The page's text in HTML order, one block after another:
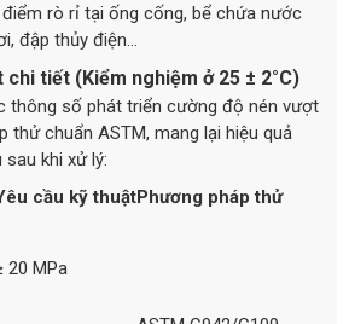
rò rỉ tại ống cống, bể chứa nước
đập thủy điện...
tiết (Kiểm nghiệm ở 25 ± 2°C)
thông số phát triển cường độ nén vượt
thử chuẩn ASTM, mang lại hiệu quả
khi xử lý:
cầu kỹ thuậtPhương pháp thử
20 MPa